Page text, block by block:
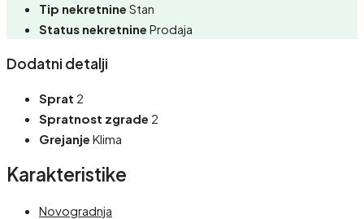
Tip nekretnine Stan
Status nekretnine Prodaja
Dodatni detalji
Sprat 2
Spratnost zgrade 2
Grejanje Klima
Karakteristike
Novogradnja